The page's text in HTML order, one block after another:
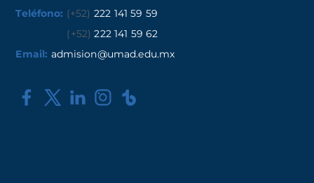
Teléfono: (+52) 222 141 59 59
(+52) 222 141 59 62
Email: admision@umad.edu.mx